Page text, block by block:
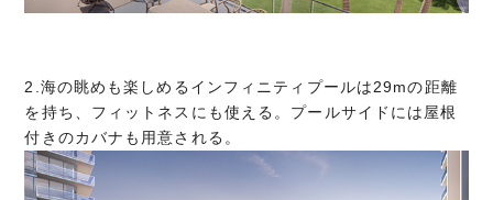
2.海の眺めも楽しめるインフィニティプールは29mの距離
を持ち、フィットネスにも使える。プールサイドには屋根
付きのカバナも用意される。